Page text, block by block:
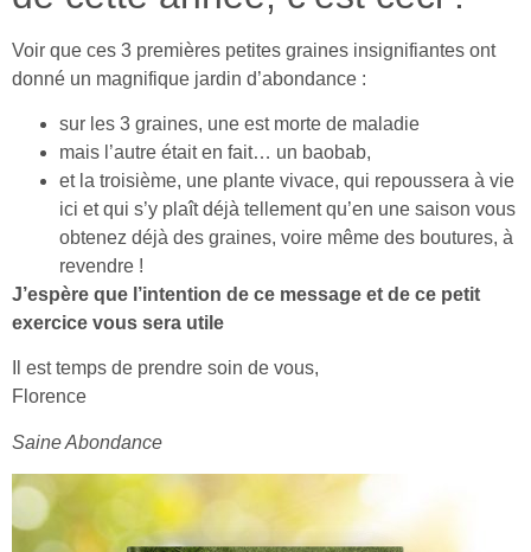
Voir que ces 3 premières petites graines insignifiantes ont
donné un magnifique jardin d’abondance :
sur les 3 graines, une est morte de maladie
mais l’autre était en fait… un baobab,
et la troisième, une plante vivace, qui repoussera à vie
ici et qui s’y plaît déjà tellement qu’en une saison vous
obtenez déjà des graines, voire même des boutures, à
revendre !
J’espère que l’intention de ce message et de ce petit
exercice vous sera utile
Il est temps de prendre soin de vous,
Florence
Saine Abondance